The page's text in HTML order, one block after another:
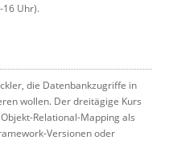
16 Uhr).
die Datenbankzugriffe in
wollen. Der dreitägige Kurs
Relational-Mapping als
Versionen oder